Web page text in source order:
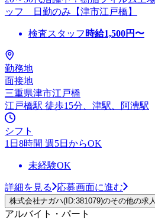
ッフ 日勤のみ【津市江戸橋】
検査スタッフ 時給1,500円〜
勤務地
面接地
三重県津市江戸橋
江戸橋駅 徒歩15分、津駅、阿漕駅
シフト
1日8時間 週5日からOK
未経験OK
詳細を見る 応募画面に進む
株式会社ナガハ(ID:381079)のその他の求
アルバイト・パート